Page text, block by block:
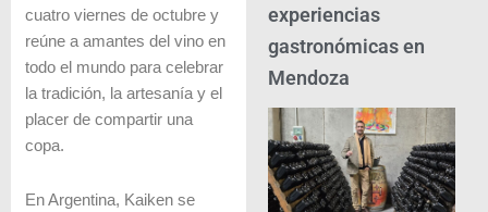
cuatro viernes de octubre y
reúne a amantes del vino en
todo el mundo para celebrar
la tradición, la artesanía y el
placer de compartir una
copa.
En Argentina, Kaiken se
experiencias
gastronómicas en
Mendoza